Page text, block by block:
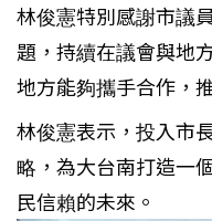
林俊憲特別感謝市議
題，持續在議會與地
地方能夠攜手合作，
林俊憲表示，投入市
略，為大台南打造一
民信賴的未來。